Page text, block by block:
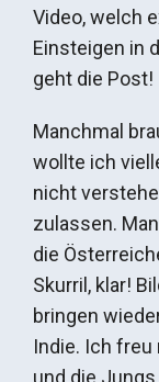
Video, welch
Einsteigen in
geht die Post!
Manchmal
wollte ich
nicht
zulassen.
die
Skurril, klar!
bringen
Indie. Ich
und die